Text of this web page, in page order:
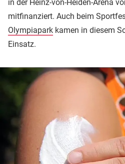
in der Heinz-von-Heiden-Arena
mitfinanziert. Auch beim
Olympiapark kamen in diesem
Einsatz.